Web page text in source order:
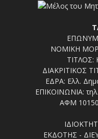
ΝΟΜΙΚΗ
ΤΙΤΛΟΣ:
ΔΙΑΚΡΙΤΙΚΟΣ
ΕΔΡΑ: Ελλ.
ΕΠΙΚΟΙΝΩΝΙΑ:
ΑΦΜ
ΕΚΔΟΤΗΣ -